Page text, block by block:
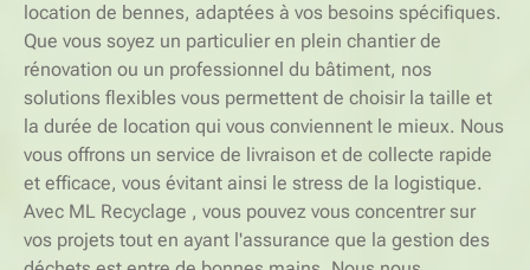
location de bennes, adaptées à vos besoins spécifiques.
Que vous soyez un particulier en plein chantier de
rénovation ou un professionnel du bâtiment, nos
solutions flexibles vous permettent de choisir la taille et
la durée de location qui vous conviennent le mieux. Nous
vous offrons un service de livraison et de collecte rapide
et efficace, vous évitant ainsi le stress de la logistique.
Avec ML Recyclage , vous pouvez vous concentrer sur
vos projets tout en ayant l'assurance que la gestion des